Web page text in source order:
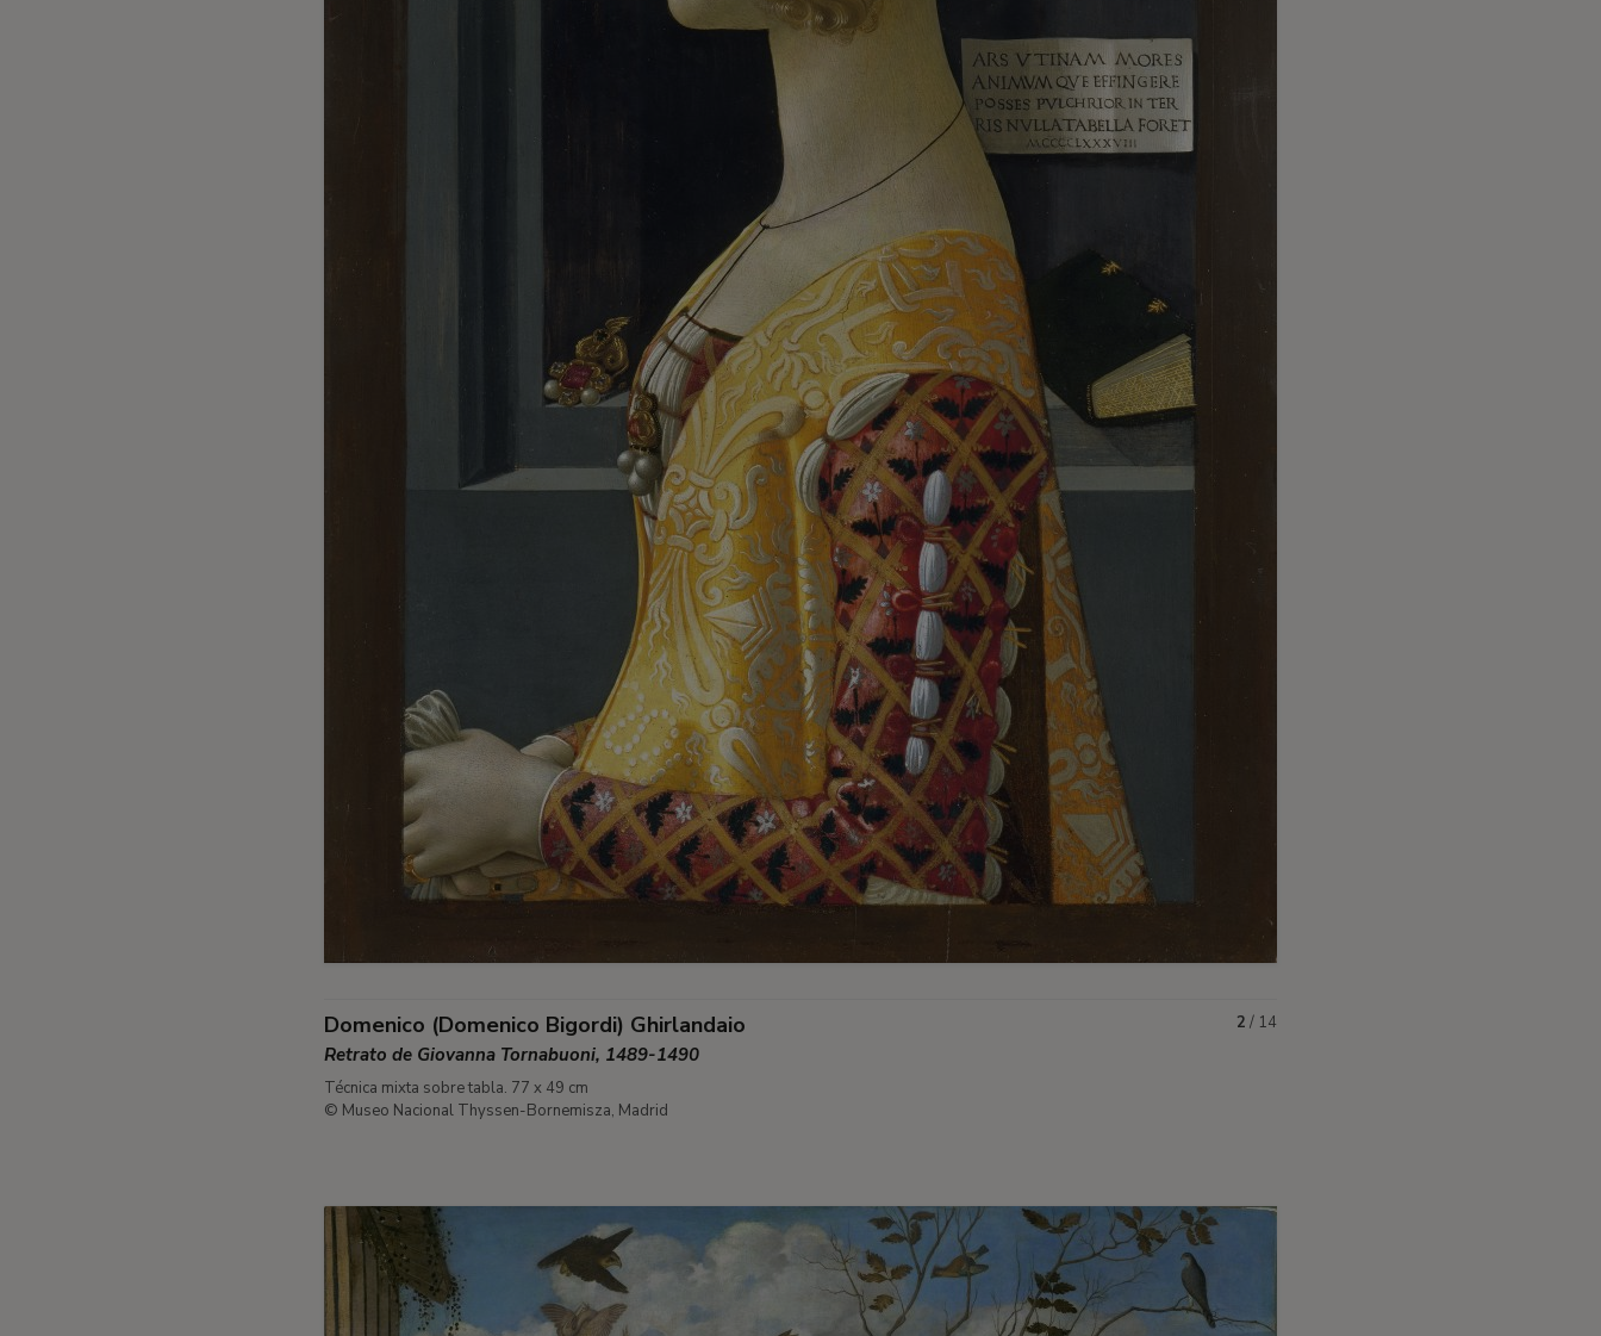
Domenico (Domenico Bigordi) Ghirlandaio
Retrato de Giovanna Tornabuoni, 1489-1490
Técnica mixta sobre tabla. 77 x 49 cm
© Museo Nacional Thyssen-Bornemisza, Madrid
2 / 14